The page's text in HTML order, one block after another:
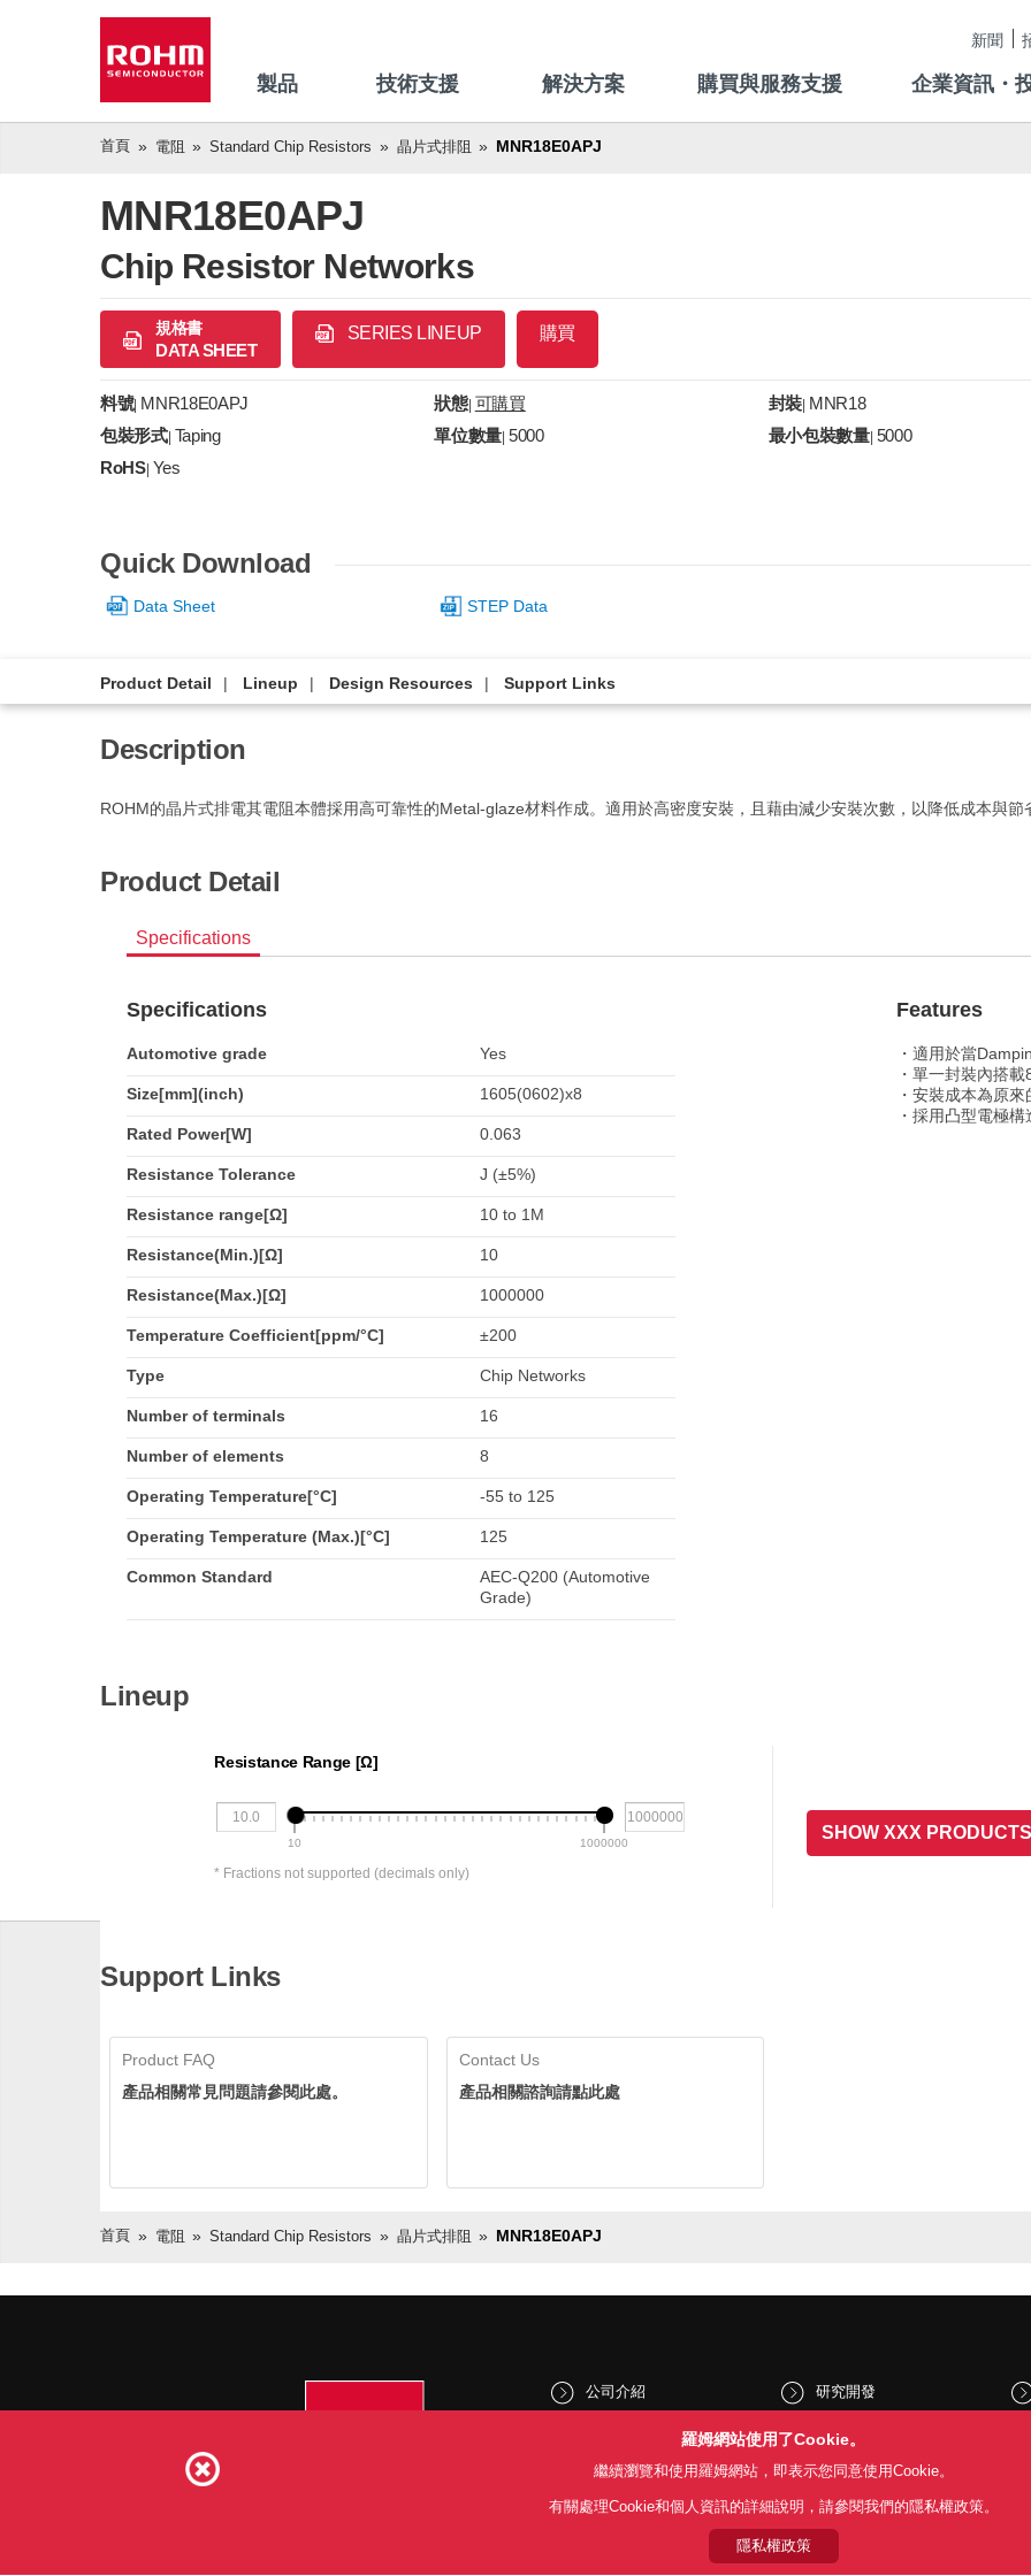
新聞
製品 技術支援 解決方案 購買與服務支援 企業資訊・
首頁 電阻 Standard Chip Resistors 晶片式排阻 MNR18E0APJ
MNR18E0APJ
Chip Resistor Networks
規格書
DATA SHEET
SERIES LINEUP 購買
料號| MNR18E0APJ 狀態| 可購買 封裝 MNR18
包裝形式| Taping 單位數量 |5000 最小包裝數量| 5000
RoHS| Yes
Quick Download
Data Sheet STEP Data
Product Detail Lineup Design Resources Support Links
Description
ROHM的晶片式排電其電阻本體採用高可靠性的Metal-glaze材料作成。適用於高密度安裝，且藉由減少安裝次數，以降低成本與節
Product Detail
Specifications
Specifications
Automotive grade Yes
Size[mm](inch) 1605(0602)x8
Rated Power[W] 0.063
Resistance Tolerance J (±5%)
Resistance range[Ω] 10 to 1M
Resistance(Min.)[Ω] 10
Resistance(Max.)[Ω] 1000000
Temperature Coefficient[ppm/°C] ±200
Type Chip Networks
Number of terminals 16
Number of elements 8
Operating Temperature[°C] -55 to 125
Operating Temperature (Max.)[°C] 125
Common Standard
AEC-Q200 (Automotive
Grade)
Features
・適用於當
・單一封裝內搭
・安裝成本為原
・採用凸型電極
Lineup
Resistance Range [Ω]
10 1000000
* Fractions not supported (decimals only)
SHOW XXX
Support Links
Product FAQ
產品相關常見問題請參閱此處。
Contact Us
產品相關諮詢請點此處
首頁 電阻 Standard Chip Resistors 晶片式排阻 MNR18E0APJ
公司介紹
股東和投資人資訊
Sustainability
研究開發
文化與社會
新聞
羅姆網站使用了Cookie。
繼續瀏覽和使用羅姆網站，即表示您同意使用Cookie。
有關處理Cookie和個人資訊的詳細說明，請參閱我們的隱私權政策。
隱私權政策